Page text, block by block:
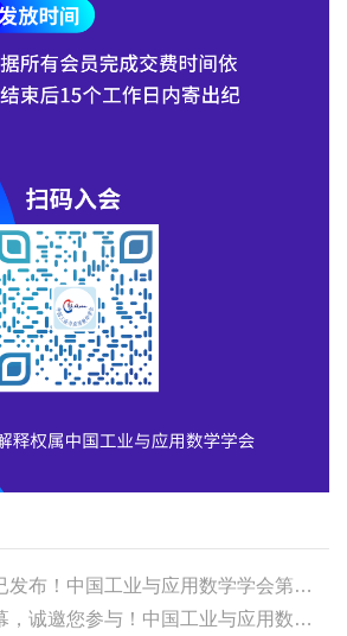
上一篇:会议程序册已发布！中国工业与应用数学学会第二十届年会（CSIAM 2022）
下一篇:即将线上开幕，诚邀您参与！中国工业与应用数学学会第二十届年会（CSIAM 2022）